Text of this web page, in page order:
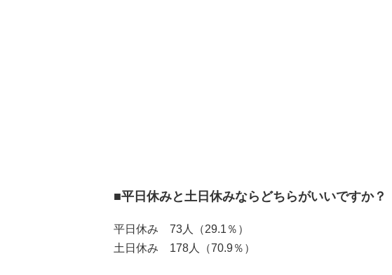
■平日休みと土日休みならどちらがいいですか？
平日休み 73人（29.1％）
土日休み 178人（70.9％）